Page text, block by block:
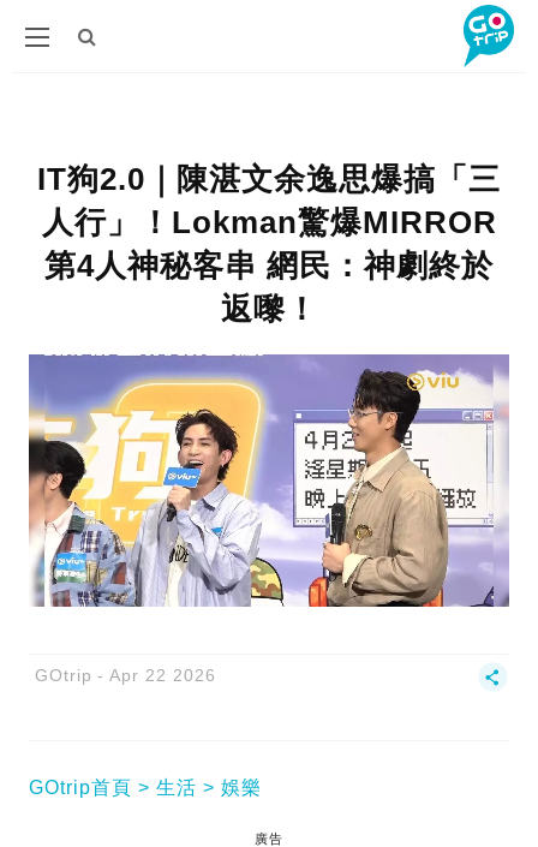
IT狗2.0｜陳湛文余逸思爆搞「三
人行」！Lokman驚爆MIRROR
第4人神秘客串 網民：神劇終於
返嚟！
GOtrip Apr 22 2026
GOtrip首頁 生活 娛樂
廣告